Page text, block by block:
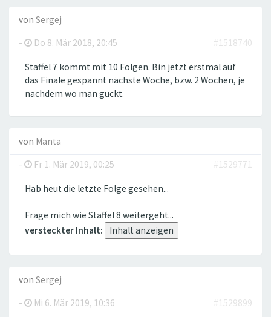
von Sergej
-
Do 8. Mär 2018, 20:45 #1518740
Staffel 7 kommt mit 10 Folgen. Bin jetzt erstmal auf
das Finale gespannt nächste Woche, bzw. 2 Wochen, je
nachdem wo man guckt.
von Manta
-
Fr 1. Mär 2019, 00:25 #1529771
Hab heut die letzte Folge gesehen...
Frage mich wie Staffel 8 weitergeht...
versteckter Inhalt:
von Sergej
-
Mi 6. Mär 2019, 10:36 #1529899